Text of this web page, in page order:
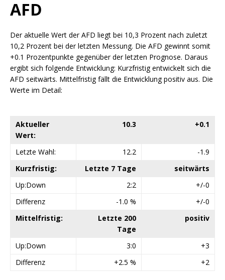
AFD
Der aktuelle Wert der AFD liegt bei 10,3 Prozent nach zuletzt
10,2 Prozent bei der letzten Messung. Die AFD gewinnt somit
+0.1 Prozentpunkte gegenüber der letzten Prognose. Daraus
ergibt sich folgende Entwicklung: Kurzfristig entwickelt sich die
AFD seitwärts. Mittelfristig fällt die Entwicklung positiv aus. Die
Werte im Detail:
Aktueller
Wert:
10.3 +0.1
Letzte Wahl: 12.2
-1.9
Kurzfristig:
Letzte 7 Tage
seitwärts
Up:Down
2:2
+/-0
Differenz
-1.0 %
+/-0
Mittelfristig:
Letzte 200
Tage
positiv
Up:Down 3:0
+3
Differenz
+2.5 % +2